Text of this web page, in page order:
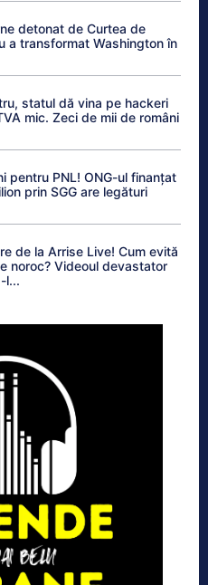
detonat de Curtea de
a transformat Washington în
statul dă vina pe hackeri
mic. Zeci de mii de români
pentru PNL! ONG-ul finanțat
prin SGG are legături
de la Arrise Live! Cum evită
noroc? Videoul devastator
l...